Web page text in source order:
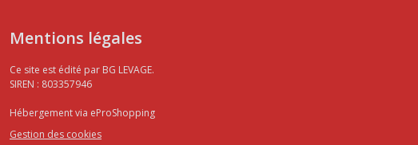
Mentions légales
Ce site est édité par BG LEVAGE.
SIREN : 803357946
Hébergement via eProShopping
Gestion des cookies